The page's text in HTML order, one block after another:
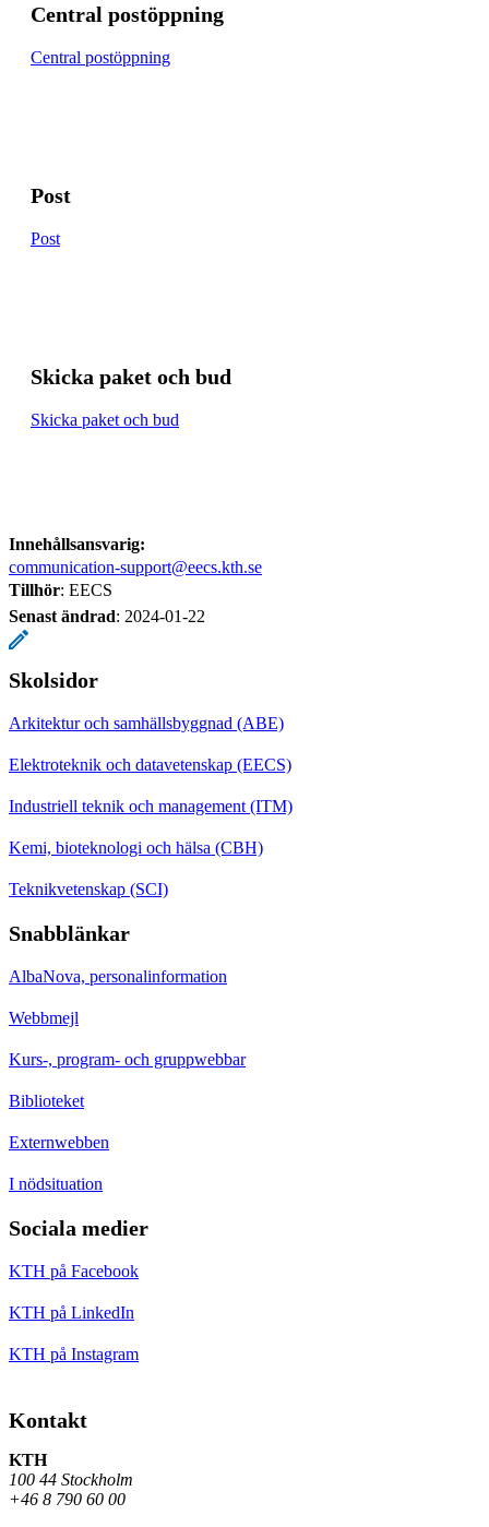
Central postöppning
Central postöppning
Post
Post
Skicka paket och bud
Skicka paket och bud
Innehållsansvarig:
communication-support@eecs.kth.se
Tillhör: EECS
Senast ändrad: 2024-01-22
Skolsidor
Arkitektur och samhällsbyggnad (ABE)
Elektroteknik och datavetenskap (EECS)
Industriell teknik och management (ITM)
Kemi, bioteknologi och hälsa (CBH)
Teknikvetenskap (SCI)
Snabblänkar
AlbaNova, personalinformation
Webbmejl
Kurs-, program- och gruppwebbar
Biblioteket
Externwebben
I nödsituation
Sociala medier
KTH på Facebook
KTH på LinkedIn
KTH på Instagram
Kontakt
KTH
100 44 Stockholm
+46 8 790 60 00